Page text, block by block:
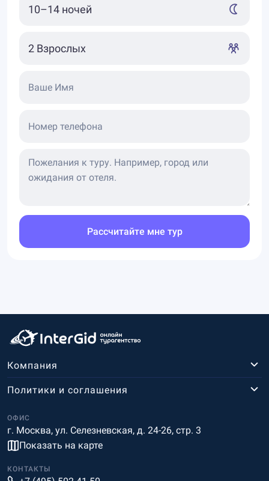
Ваше Имя
Номер телефона
Рассчитайте мне тур
Компания
ОФИС
г. Москва, ул. Селезневская, д. 24-26, стр. 3
Показать на карте
Политики и соглашения
КОНТАКТЫ